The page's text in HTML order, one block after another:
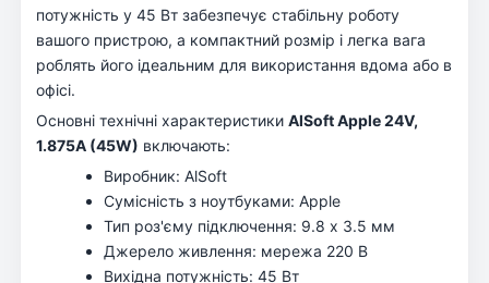
потужність у 45 Вт забезпечує стабільну роботу
вашого пристрою, а компактний розмір і легка вага
роблять його ідеальним для використання вдома або в
офісі.
Основні технічні характеристики AlSoft Apple 24V,
1.875A (45W) включають:
Виробник: AlSoft
Сумісність з ноутбуками: Apple
Тип роз'єму підключення: 9.8 x 3.5 мм
Джерело живлення: мережа 220 В
Вихідна потужність: 45 Вт